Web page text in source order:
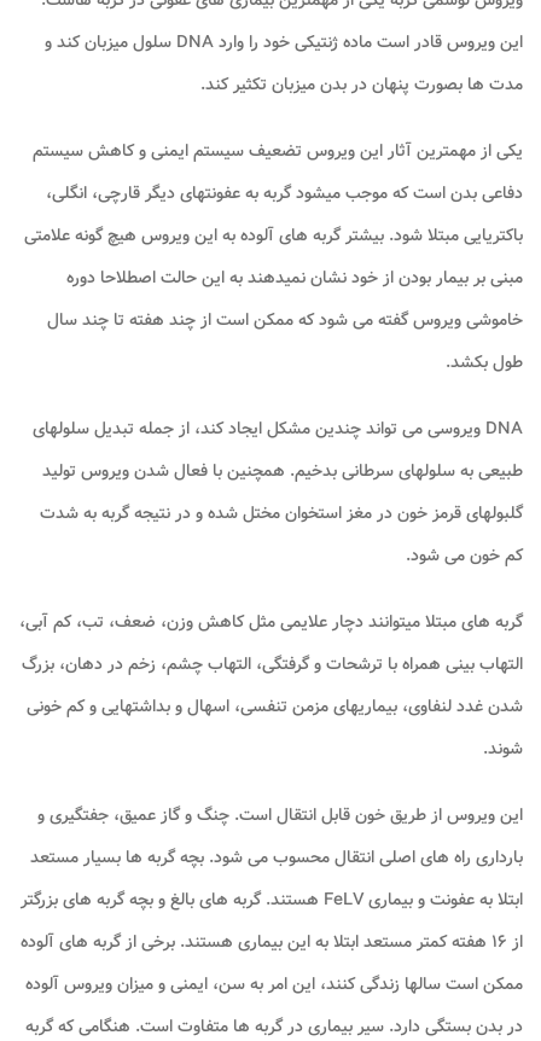
این ویروس قادر است ماده ژنتیکی خود را وارد DNA سلول میزبان کند و
مدت ها بصورت پنهان در بدن میزبان تکثیر کند.
یکی از مهمترین آثار این ویروس تضعیف سیستم ایمنی و کاهش سیستم
دفاعی بدن است که موجب میشود گربه به عفونتهای دیگر قارچی، انگلی،
باکتریایی مبتلا شود. بیشتر گربه های آلوده به این ویروس هیچ گونه علامتی
مبنی بر بیمار بودن از خود نشان نمیدهند به این حالت اصطلاحا دوره
خاموشی ویروس گفته می شود که ممکن است از چند هفته تا چند سال
طول بکشد.
DNA ویروسی می تواند چندین مشکل ایجاد کند، از جمله تبدیل سلولهای
طبیعی به سلولهای سرطانی بدخیم. همچنین با فعال شدن ویروس تولید
گلبولهای قرمز خون در مغز استخوان مختل شده و در نتیجه گربه به شدت
کم خون می شود.
گربه های مبتلا میتوانند دچار علایمی مثل کاهش وزن، ضعف، تب، کم آبی،
التهاب بینی همراه با ترشحات و گرفتگی، التهاب چشم، زخم در دهان، بزرگ
شدن غدد لنفاوی، بیماریهای مزمن تنفسی، اسهال و بداشتهایی و کم خونی
شوند.
این ویروس از طریق خون قابل انتقال است. چنگ و گاز عمیق، جفت­گیری و
بارداری راه های اصلی انتقال محسوب می شود. بچه گربه ها بسیار مستعد
ابتلا به عفونت و بیماری FeLV هستند. گربه های بالغ و بچه گربه های بزرگتر
از ۱۶ هفته کمتر مستعد ابتلا به این بیماری هستند. برخی از گربه های آلوده
ممکن است سالها زندگی کنند، این امر به سن، ایمنی و میزان ویروس آلوده
در بدن بستگی دارد. سیر بیماری در گربه ها متفاوت است. هنگامی که گربه